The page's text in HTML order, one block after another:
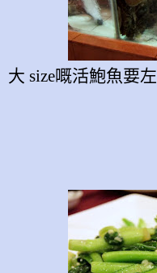
大 size嘅活鮑魚要左